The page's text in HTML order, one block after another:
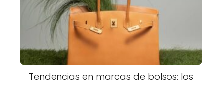
Tendencias en marcas de bolsos: los